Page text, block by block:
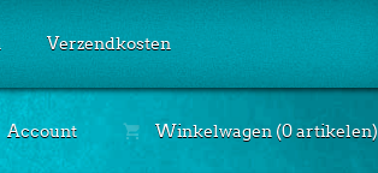
Verzendkosten
Account Winkelwagen (0 artikelen)